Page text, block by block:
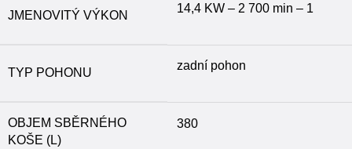
JMENOVITÝ VÝKON
14,4 KW – 2 700 min – 1
TYP POHONU
zadní pohon
OBJEM SBĚRNÉHO
KOŠE (L)
380